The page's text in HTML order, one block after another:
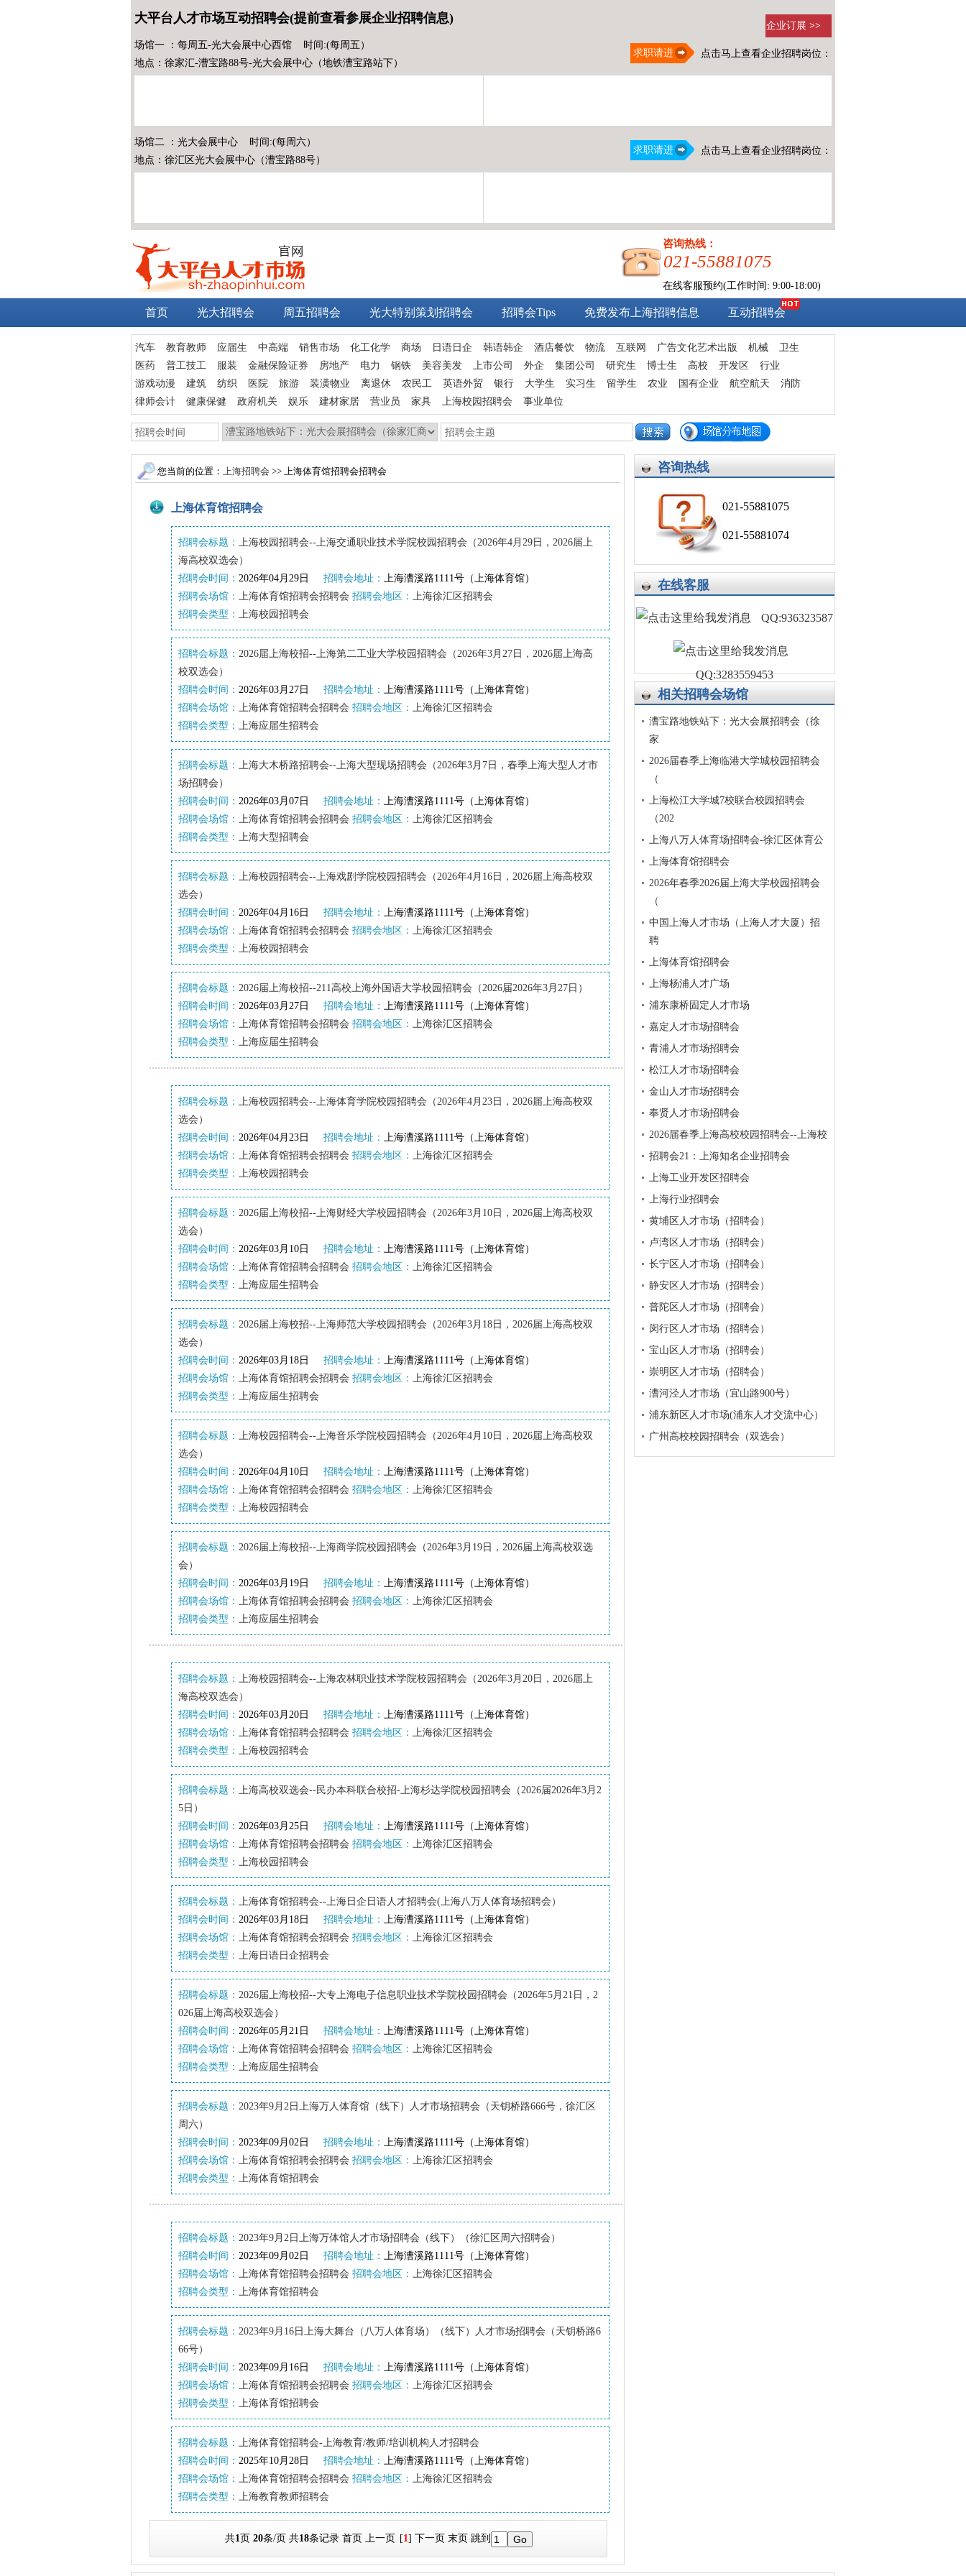
大平台人才市场互动招聘会(提前查看参展企业招聘信息)
点击马上查看企业招聘岗位：
场馆一 ：每周五-光大会展中心西馆 时间:(每周五）
地点：徐家汇-漕宝路88号-光大会展中心（地铁漕宝路站下）
求职请进
点击马上查看企业招聘岗位：
场馆二 ：光大会展中心 时间:(每周六）
地点：徐汇区光大会展中心（漕宝路88号）
求职请进
企业订展 >>
咨询热线：
021-55881075
在线客服预约(工作时间: 9:00-18:00)
首页 光大招聘会 周五招聘会 光大特别策划招聘会 招聘会Tips 免费发布上海招聘信息 互动招聘会
发布求职简历
汽车 教育教师 应届生 中高端 销售市场 化工化学 商场 日语日企 韩语韩企 酒店餐饮 物流 互联网 广告文化艺术出版 机械
卫生
医药
普工技工 服装 金融保险证券 房地产 电力 钢铁 美容美发 上市公司 外企 集团公司 研究生 博士生 高校 开发区
行业
游戏动漫
建筑 纺织 医院 旅游 装潢物业 离退休 农民工 英语外贸 银行 大学生 实习生 留学生 农业 国有企业 航空航天
消防
律师会计
健康保健 政府机关 娱乐 建材家居 营业员 家具 上海校园招聘会 事业单位
咨询热线
021-55881075
021-55881074
在线客服
QQ:936323587
QQ:3283559453
相关招聘会场馆
漕宝路地铁站下：光大会展招聘会（徐
家
2026届春季上海临港大学城校园招聘会
（
上海松江大学城7校联合校园招聘会
（202
上海八万人体育场招聘会-徐汇区体育公
上海体育馆招聘会
2026年春季2026届上海大学校园招聘会
（
中国上海人才市场（上海人才大厦）招
聘
上海体育馆招聘会
上海杨浦人才广场
浦东康桥固定人才市场
嘉定人才市场招聘会
青浦人才市场招聘会
松江人才市场招聘会
金山人才市场招聘会
奉贤人才市场招聘会
2026届春季上海高校校园招聘会--上海校
招聘会21：上海知名企业招聘会
上海工业开发区招聘会
上海行业招聘会
黄埔区人才市场（招聘会）
卢湾区人才市场（招聘会）
长宁区人才市场（招聘会）
静安区人才市场（招聘会）
普陀区人才市场（招聘会）
闵行区人才市场（招聘会）
宝山区人才市场（招聘会）
崇明区人才市场（招聘会）
漕河泾人才市场（宜山路900号）
浦东新区人才市场(浦东人才交流中心）
广州高校校园招聘会（双选会）
您当前的位置： 上海招聘会 >> 上海体育馆招聘会招聘会
上海体育馆招聘会
招聘会标题： 上海校园招聘会--上海交通职业技术学院校园招聘会（2026年4月29日，2026届上
海高校双选会）
招聘会时间： 2026年04月29日 招聘会地址： 上海漕溪路1111号（上海体育馆）
招聘会场馆： 上海体育馆招聘会招聘会 招聘会地区： 上海徐汇区招聘会
招聘会类型： 上海校园招聘会
招聘会标题： 2026届上海校招--上海第二工业大学校园招聘会（2026年3月27日，2026届上海高
校双选会）
招聘会时间： 2026年03月27日 招聘会地址： 上海漕溪路1111号（上海体育馆）
招聘会场馆： 上海体育馆招聘会招聘会 招聘会地区： 上海徐汇区招聘会
招聘会类型： 上海应届生招聘会
招聘会标题： 上海大木桥路招聘会--上海大型现场招聘会（2026年3月7日，春季上海大型人才市
场招聘会）
招聘会时间： 2026年03月07日 招聘会地址： 上海漕溪路1111号（上海体育馆）
招聘会场馆： 上海体育馆招聘会招聘会 招聘会地区： 上海徐汇区招聘会
招聘会类型： 上海大型招聘会
招聘会标题： 上海校园招聘会--上海戏剧学院校园招聘会（2026年4月16日，2026届上海高校双
选会）
招聘会时间： 2026年04月16日 招聘会地址： 上海漕溪路1111号（上海体育馆）
招聘会场馆： 上海体育馆招聘会招聘会 招聘会地区： 上海徐汇区招聘会
招聘会类型： 上海校园招聘会
招聘会标题： 2026届上海校招--211高校上海外国语大学校园招聘会（2026届2026年3月27日）
招聘会时间： 2026年03月27日 招聘会地址： 上海漕溪路1111号（上海体育馆）
招聘会场馆： 上海体育馆招聘会招聘会 招聘会地区： 上海徐汇区招聘会
招聘会类型： 上海应届生招聘会
招聘会标题： 上海校园招聘会--上海体育学院校园招聘会（2026年4月23日，2026届上海高校双
选会）
招聘会时间： 2026年04月23日 招聘会地址： 上海漕溪路1111号（上海体育馆）
招聘会场馆： 上海体育馆招聘会招聘会 招聘会地区： 上海徐汇区招聘会
招聘会类型： 上海校园招聘会
招聘会标题： 2026届上海校招--上海财经大学校园招聘会（2026年3月10日，2026届上海高校双
选会）
招聘会时间： 2026年03月10日 招聘会地址： 上海漕溪路1111号（上海体育馆）
招聘会场馆： 上海体育馆招聘会招聘会 招聘会地区： 上海徐汇区招聘会
招聘会类型： 上海应届生招聘会
招聘会标题： 2026届上海校招--上海师范大学校园招聘会（2026年3月18日，2026届上海高校双
选会）
招聘会时间： 2026年03月18日 招聘会地址： 上海漕溪路1111号（上海体育馆）
招聘会场馆： 上海体育馆招聘会招聘会 招聘会地区： 上海徐汇区招聘会
招聘会类型： 上海应届生招聘会
招聘会标题： 上海校园招聘会--上海音乐学院校园招聘会（2026年4月10日，2026届上海高校双
选会）
招聘会时间： 2026年04月10日 招聘会地址： 上海漕溪路1111号（上海体育馆）
招聘会场馆： 上海体育馆招聘会招聘会 招聘会地区： 上海徐汇区招聘会
招聘会类型： 上海校园招聘会
招聘会标题： 2026届上海校招--上海商学院校园招聘会（2026年3月19日，2026届上海高校双选
会）
招聘会时间： 2026年03月19日 招聘会地址： 上海漕溪路1111号（上海体育馆）
招聘会场馆： 上海体育馆招聘会招聘会 招聘会地区： 上海徐汇区招聘会
招聘会类型： 上海应届生招聘会
招聘会标题： 上海校园招聘会--上海农林职业技术学院校园招聘会（2026年3月20日，2026届上
海高校双选会）
招聘会时间： 2026年03月20日 招聘会地址： 上海漕溪路1111号（上海体育馆）
招聘会场馆： 上海体育馆招聘会招聘会 招聘会地区： 上海徐汇区招聘会
招聘会类型： 上海校园招聘会
招聘会标题： 上海高校双选会--民办本科联合校招-上海杉达学院校园招聘会（2026届2026年3月2
5日）
招聘会时间： 2026年03月25日 招聘会地址： 上海漕溪路1111号（上海体育馆）
招聘会场馆： 上海体育馆招聘会招聘会 招聘会地区： 上海徐汇区招聘会
招聘会类型： 上海校园招聘会
招聘会标题： 上海体育馆招聘会--上海日企日语人才招聘会(上海八万人体育场招聘会）
招聘会时间： 2026年03月18日 招聘会地址： 上海漕溪路1111号（上海体育馆）
招聘会场馆： 上海体育馆招聘会招聘会 招聘会地区： 上海徐汇区招聘会
招聘会类型： 上海日语日企招聘会
招聘会标题： 2026届上海校招--大专上海电子信息职业技术学院校园招聘会（2026年5月21日，2
026届上海高校双选会）
招聘会时间： 2026年05月21日 招聘会地址： 上海漕溪路1111号（上海体育馆）
招聘会场馆： 上海体育馆招聘会招聘会 招聘会地区： 上海徐汇区招聘会
招聘会类型： 上海应届生招聘会
招聘会标题： 2023年9月2日上海万人体育馆（线下）人才市场招聘会（天钥桥路666号，徐汇区
周六）
招聘会时间： 2023年09月02日 招聘会地址： 上海漕溪路1111号（上海体育馆）
招聘会场馆： 上海体育馆招聘会招聘会 招聘会地区： 上海徐汇区招聘会
招聘会类型： 上海体育馆招聘会
招聘会标题： 2023年9月2日上海万体馆人才市场招聘会（线下）（徐汇区周六招聘会）
招聘会时间： 2023年09月02日 招聘会地址： 上海漕溪路1111号（上海体育馆）
招聘会场馆： 上海体育馆招聘会招聘会 招聘会地区： 上海徐汇区招聘会
招聘会类型： 上海体育馆招聘会
招聘会标题： 2023年9月16日上海大舞台（八万人体育场）（线下）人才市场招聘会（天钥桥路6
66号）
招聘会时间： 2023年09月16日 招聘会地址： 上海漕溪路1111号（上海体育馆）
招聘会场馆： 上海体育馆招聘会招聘会 招聘会地区： 上海徐汇区招聘会
招聘会类型： 上海体育馆招聘会
招聘会标题： 上海体育馆招聘会-上海教育/教师/培训机构人才招聘会
招聘会时间： 2025年10月28日 招聘会地址： 上海漕溪路1111号（上海体育馆）
招聘会场馆： 上海体育馆招聘会招聘会 招聘会地区： 上海徐汇区招聘会
招聘会类型： 上海教育教师招聘会
共1页 20条/页 共18条记录 首页 上一页 [1] 下一页 末页 跳到